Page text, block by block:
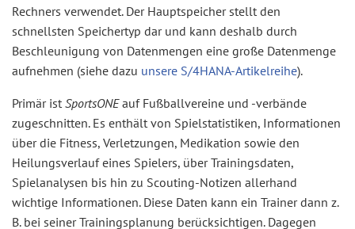
Rechners verwendet. Der Hauptspeicher stellt den
schnellsten Speichertyp dar und kann deshalb durch
Beschleunigung von Datenmengen eine große Datenmenge
aufnehmen (siehe dazu unsere S/4HANA-Artikelreihe).
Primär ist SportsONEauf Fußballvereine und -verbände
zugeschnitten. Es enthält von Spielstatistiken, Informationen
über die Fitness, Verletzungen, Medikation sowie den
Heilungsverlauf eines Spielers, über Trainingsdaten,
Spielanalysen bis hin zu Scouting-Notizen allerhand
wichtige Informationen. Diese Daten kann ein Trainer dann z.
B. bei seiner Trainingsplanung berücksichtigen. Dagegen